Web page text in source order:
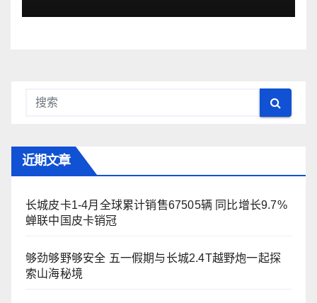
近期文章
长城皮卡1-4月全球累计销售67505辆 同比增长9.7%
蝉联中国皮卡销冠
够劲够野够安全 五一假期与长城2.4T越野炮一起探
索山海秘境